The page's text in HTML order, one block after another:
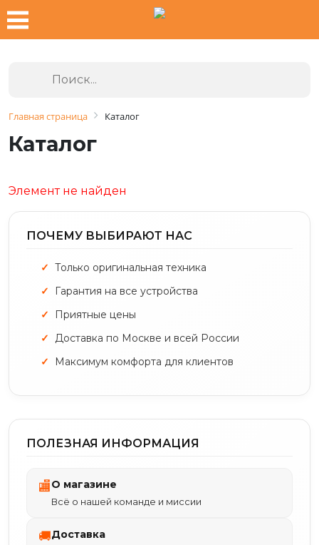
Главная страница Каталог
Каталог
Элемент не найден
ПОЧЕМУ ВЫБИРАЮТ НАС
Только оригинальная техника
Гарантия на все устройства
Приятные цены
Доставка по Москве и всей России
Максимум комфорта для клиентов
ПОЛЕЗНАЯ ИНФОРМАЦИЯ
🏬О магазине
Всё о нашей команде и миссии
🚚Доставка